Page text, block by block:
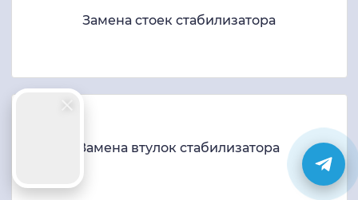
Замена стоек стабилизатора
Замена втулок стабилизатора